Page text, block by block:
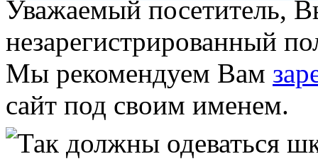
Уважаемый посетитель,
незарегистрированный
Мы рекомендуем Вам
сайт под своим именем.